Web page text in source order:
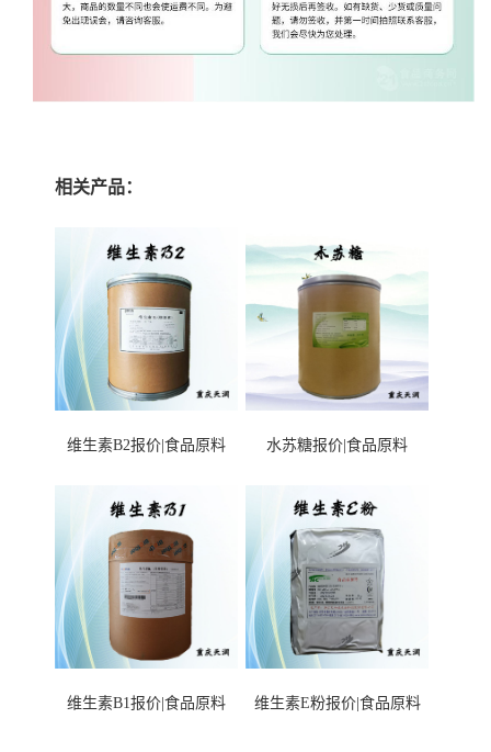
相关产品：
维生素B2报价|食品原料 水苏糖报价|食品原料
维生素B1报价|食品原料 维生素E粉报价|食品原料